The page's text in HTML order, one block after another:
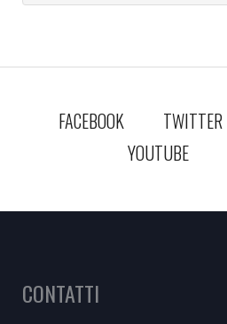
FACEBOOK TWITTER
YOUTUBE
CONTATTI